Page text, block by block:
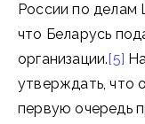
России по делам
что Беларусь
организации.[5]
утверждать, что
первую очередь